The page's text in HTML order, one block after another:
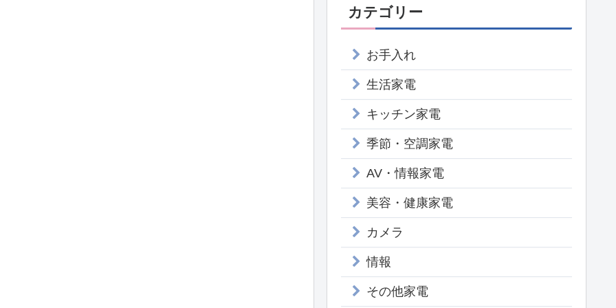
カテゴリー
お手入れ
生活家電
キッチン家電
季節・空調家電
AV・情報家電
美容・健康家電
カメラ
情報
その他家電